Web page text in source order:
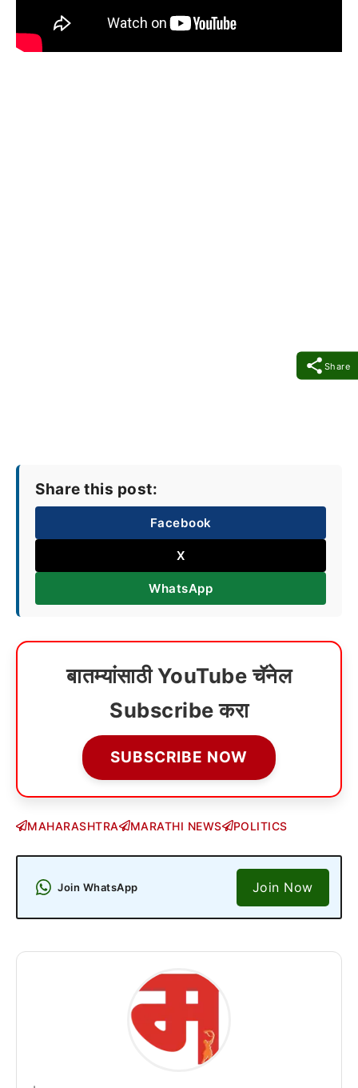
Share
Share this post:
Facebook
X
WhatsApp
बातम्यांसाठी YouTube चॅनेल
Subscribe करा
SUBSCRIBE NOW
MAHARASHTRA MARATHI NEWS POLITICS
Join WhatsApp Join Now